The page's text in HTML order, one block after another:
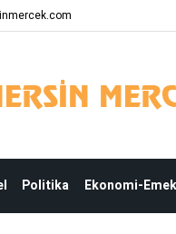
Politika Ekonomi-Emek